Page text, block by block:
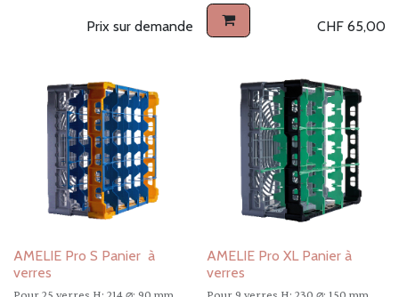
Prix sur demande CHF 65,00
AMELIE Pro S Panier à
verres
AMELIE Pro XL Panier à
verres